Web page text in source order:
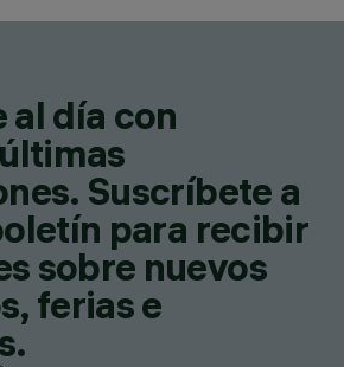
al día con
Suscríbete a
para recibir
sobre nuevos
ferias e